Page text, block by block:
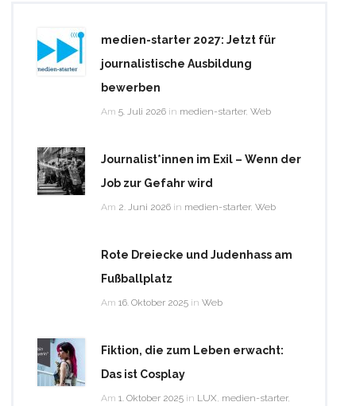
medien-starter 2027: Jetzt für
journalistische Ausbildung
bewerben
Am 5. Juli 2026 in medien-starter, Web
Journalist*innen im Exil – Wenn der
Job zur Gefahr wird
Am 2. Juni 2026 in medien-starter, Web
Rote Dreiecke und Judenhass am
Fußballplatz
Am 16. Oktober 2025 in Web
Fiktion, die zum Leben erwacht:
Das ist Cosplay
Am 1. Oktober 2025 in LUX, medien-starter,